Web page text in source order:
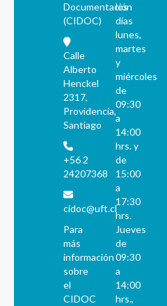
Documentación
(CIDOC)
Calle
Alberto
Henckel
2317,
Providencia,
Santiago
+56 2
24207368
cidoc@uft.cl
Para
más
información
sobre
el
CIDOC
los
días
lunes,
martes
y
miércoles
de
09:30
a
14:00
hrs. y
de
15:00
a
17:30
hrs.
Jueves
de
09:30
a
14:00
hrs.,